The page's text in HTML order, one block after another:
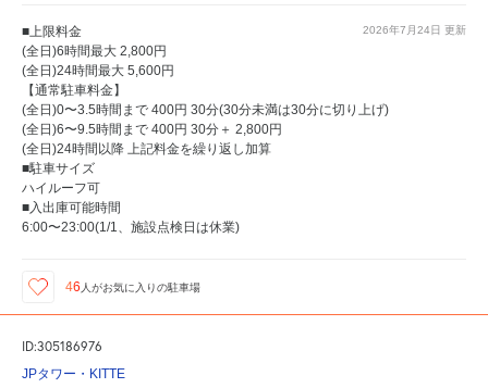
2026年7月24日 更新
■上限料金
(全日)6時間最大 2,800円
(全日)24時間最大 5,600円
【通常駐車料金】
(全日)0〜3.5時間まで 400円 30分(30分未満は30分に切り上げ)
(全日)6〜9.5時間まで 400円 30分＋ 2,800円
(全日)24時間以降 上記料金を繰り返し加算
■駐車サイズ
ハイルーフ可
■入出庫可能時間
6:00〜23:00(1/1、施設点検日は休業)
46 人がお気に入りの駐車場
ID:305186976
JPタワー・KITTE